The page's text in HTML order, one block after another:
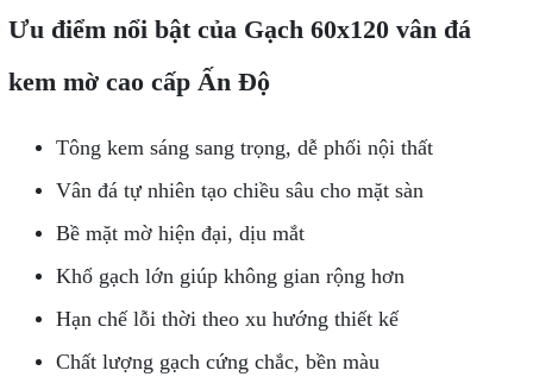
Ưu điểm nổi bật của Gạch 60x120 vân đá
kem mờ cao cấp Ấn Độ
Tông kem sáng sang trọng, dễ phối nội thất
Vân đá tự nhiên tạo chiều sâu cho mặt sàn
Bề mặt mờ hiện đại, dịu mắt
Khổ gạch lớn giúp không gian rộng hơn
Hạn chế lỗi thời theo xu hướng thiết kế
Chất lượng gạch cứng chắc, bền màu